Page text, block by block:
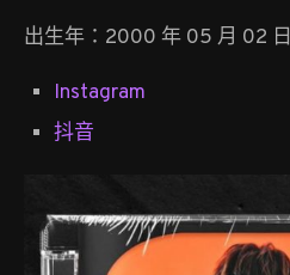
出生年：2000 年 05 月 02 日
Instagram
抖音